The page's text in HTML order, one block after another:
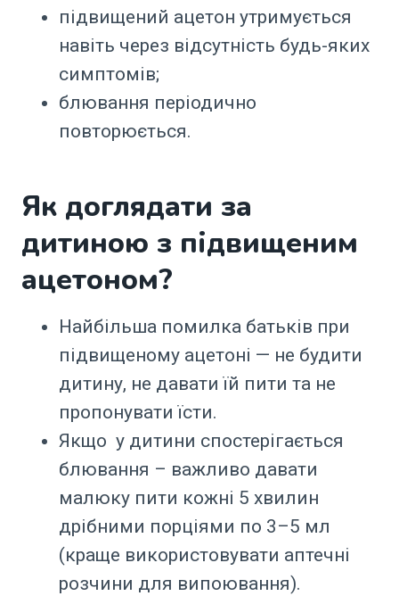
підвищений ацетон утримується
навіть через відсутність будь-яких
симптомів;
блювання періодично
повторюється.
Як доглядати за
дитиною з підвищеним
ацетоном?
Найбільша помилка батьків при
підвищеному ацетоні — не будити
дитину, не давати їй пити та не
пропонувати їсти.
Якщо у дитини спостерігається
блювання – важливо давати
малюку пити кожні 5 хвилин
дрібними порціями по 3–5 мл
(краще використовувати аптечні
розчини для випоювання).